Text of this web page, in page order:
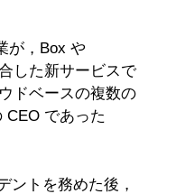
が，Box や
した新サービスで
ドベースの複数の
であった
ントを務めた後，